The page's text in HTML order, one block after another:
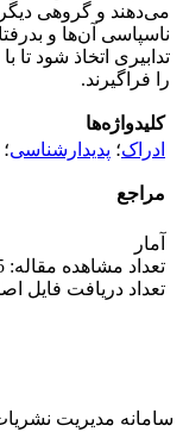
می‌دهند و گروهی
ناسپاسی آن‌ها و
تدابیری اتخاذ شود
را فراگیرند.
کلیدواژه‌ها
ادراک؛ پدیدارشناسی؛
مراجع
آمار
تعداد مشاهده مقاله: 2,455
تعداد دریافت فایل اصل
سامانه مدیریت